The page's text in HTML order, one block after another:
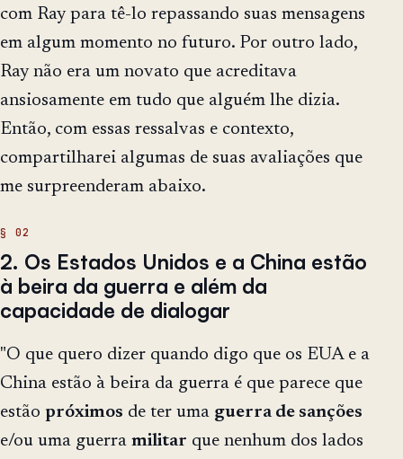
com Ray para tê-lo repassando suas mensagens
em algum momento no futuro. Por outro lado,
Ray não era um novato que acreditava
ansiosamente em tudo que alguém lhe dizia.
Então, com essas ressalvas e contexto,
compartilharei algumas de suas avaliações que
me surpreenderam abaixo.
2. Os Estados Unidos e a China estão
à beira da guerra e além da
capacidade de dialogar
"O que quero dizer quando digo que os EUA e a
China estão à beira da guerra é que parece que
estão próximos de ter uma guerra de sanções
e/ou uma guerra militar que nenhum dos lados